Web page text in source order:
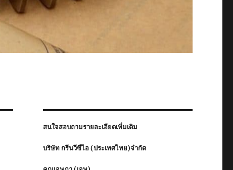
สนใจสอบถามรายละเอียดเพิ่มเติม
บริษัท กรีนวีซีไอ (ประเทศไทย)จำกัด